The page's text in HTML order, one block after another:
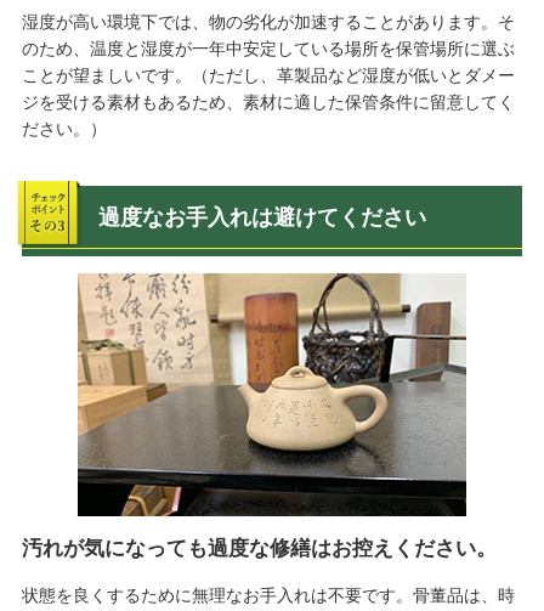
湿度が高い環境下では、物の劣化が加速することがあります。そ
のため、温度と湿度が一年中安定している場所を保管場所に選ぶ
ことが望ましいです。（ただし、革製品など湿度が低いとダメー
ジを受ける素材もあるため、素材に適した保管条件に留意してく
ださい。）
過度なお手入れは避けてください
汚れが気になっても過度な修繕はお控えください。
状態を良くするために無理なお手入れは不要です。骨董品は、時